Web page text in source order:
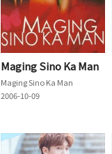
Maging Sino Ka Man
Maging Sino Ka Man
2006-10-09